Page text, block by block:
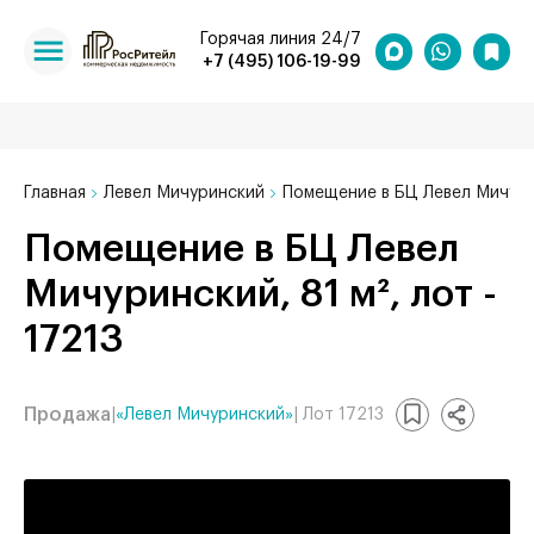
+7 (495) 106-19-99
Горячая линия 24/7
Главная Левел Мичуринский Помещение в БЦ Левел
Помещение в БЦ Левел
Мичуринский, 81 м², лот -
17213
Продажа «Левел Мичуринский» | Лот 17213